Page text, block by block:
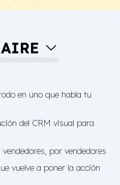
en uno que habla tu
del CRM visual para
por vendedores
vuelve a poner la acción